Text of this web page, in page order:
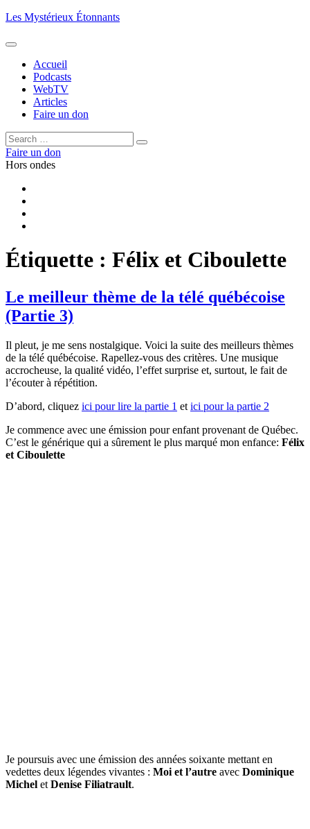
Aller
contenu
Les Mystérieux Étonnants
Accueil
Podcasts
WebTV
Articles
Faire un don
Rechercher :
Rechercher
Faire un don
Hors ondes
Étiquette : Félix et Ciboulette
Le meilleur thème de la télé québécoise
(Partie 3)
Il pleut, je me sens nostalgique. Voici la suite des meilleurs thèmes
de la télé québécoise. Rapellez-vous des critères. Une musique
accrocheuse, la qualité vidéo, l’effet surprise et, surtout, le fait de
l’écouter à répétition.
D’abord, cliquez ici pour lire la partie 1 et ici pour la partie 2
Je commence avec une émission pour enfant provenant de Québec.
C’est le générique qui a sûrement le plus marqué mon enfance: Félix
et Ciboulette
Je poursuis avec une émission des années soixante mettant en
vedettes deux légendes vivantes : Moi et l’autre avec Dominique
Michel et Denise Filiatrault.